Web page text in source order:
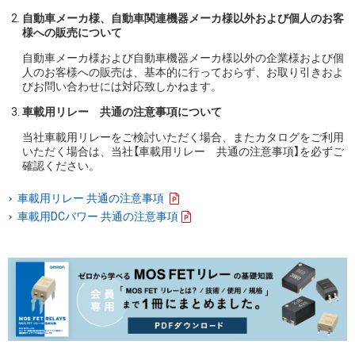
自動車メーカ様、自動車関連機器メーカ様以外および個人のお客
様への販売について
自動車メーカ様および自動車機器メーカ様以外の企業様および個
人のお客様への販売は、基本的に行っておらず、お取り引きおよ
びお問い合わせには対応致しかねます。
車載用リレー 共通の注意事項について
当社車載用リレーをご検討いただく場合、またカタログをご利用
いただく場合は、当社【車載用リレー 共通の注意事項】を必ずご
確認ください。
車載用リレー 共通の注意事項
車載用DCパワー 共通の注意事項